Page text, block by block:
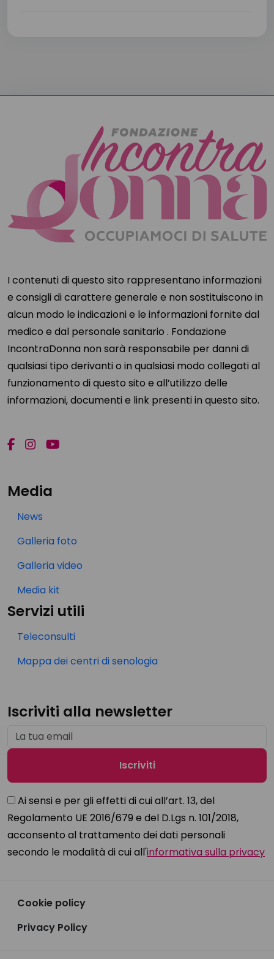
I contenuti di questo sito rappresentano informazioni
e consigli di carattere generale e non sostituiscono in
alcun modo le indicazioni e le informazioni fornite dal
medico e dal personale sanitario . Fondazione
IncontraDonna non sarà responsabile per danni di
qualsiasi tipo derivanti o in qualsiasi modo collegati al
funzionamento di questo sito e all’utilizzo delle
informazioni, documenti e link presenti in questo sito.
Media
News
Galleria foto
Galleria video
Media kit
Servizi utili
Teleconsulti
Mappa dei centri di senologia
Iscriviti alla newsletter
Ai sensi e per gli effetti di cui all’art. 13, del
Regolamento UE 2016/679 e del D.Lgs n. 101/2018,
acconsento al trattamento dei dati personali
secondo le modalità di cui all'informativa sulla privacy
Cookie policy
Privacy Policy